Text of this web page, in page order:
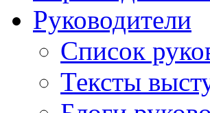
Руководители
Список
Тексты